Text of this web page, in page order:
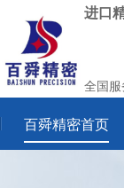
进口
全国服
百舜精密首页